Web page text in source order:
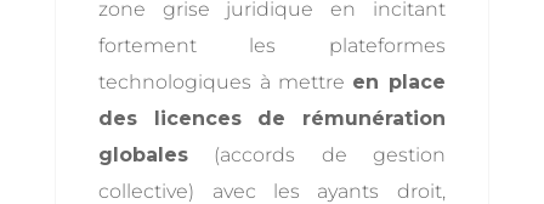
zone grise juridique en incitant
fortement les plateformes
technologiques à mettre en place
des licences de rémunération
globales (accords de gestion
collective) avec les ayants droit,